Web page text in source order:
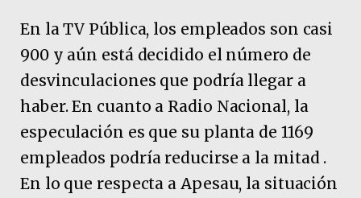
En la TV Pública, los empleados son casi
900 y aún está decidido el número de
desvinculaciones que podría llegar a
haber. En cuanto a Radio Nacional, la
especulación es que su planta de 1169
empleados podría reducirse a la mitad .
En lo que respecta a Apesau, la situación